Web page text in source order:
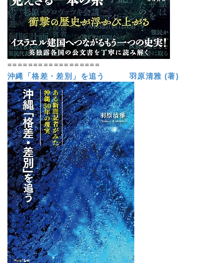
==================
沖縄「格差・差別」を追う 羽原清雅 (著)